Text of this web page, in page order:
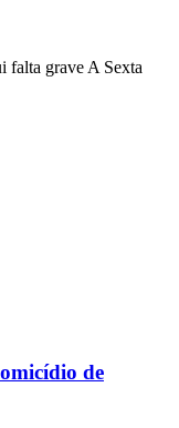
falta grave A Sexta
de